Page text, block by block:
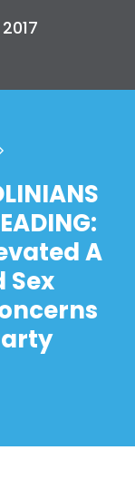
A
Sex